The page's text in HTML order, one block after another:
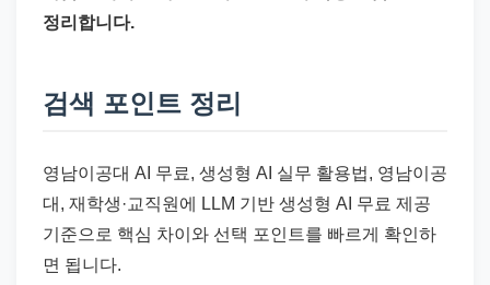
정리합니다.
검색 포인트 정리
영남이공대 AI 무료, 생성형 AI 실무 활용법, 영남이공
대, 재학생·교직원에 LLM 기반 생성형 AI 무료 제공
기준으로 핵심 차이와 선택 포인트를 빠르게 확인하
면 됩니다.